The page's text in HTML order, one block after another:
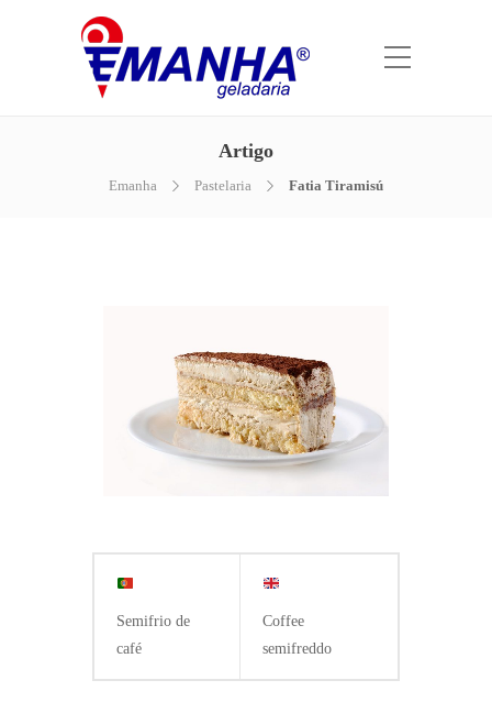
Artigo
Emanha Pastelaria Fatia Tiramisú
Semifrio de
café
Coffee
semifreddo